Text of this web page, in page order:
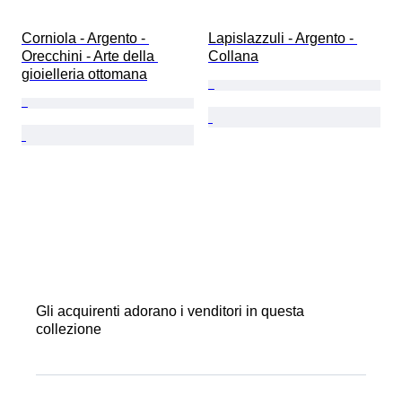
Corniola - Argento -
Orecchini - Arte della
gioielleria ottomana
Lapislazzuli - Argento -
Collana
Gli acquirenti adorano i venditori in questa
collezione